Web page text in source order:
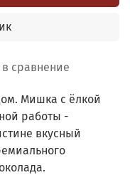
сравнение
Мишка с ёлкой
работы -
вкусный